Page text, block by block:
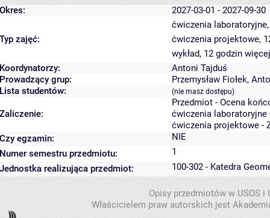
Okres: 2027-03-01 - 2027-09-30
Typ zajęć:
ćwiczenia
ćwiczenia projektowe,
wykład, 12 godzin
Koordynatorzy:
Antoni Tajduś
Prowadzący grup:
Przemysław Fiołek,
Lista studentów:
(nie masz dostępu)
Zaliczenie:
Przedmiot - Ocena
ćwiczenia laboratoryjne
ćwiczenia projektowe -
Czy egzamin:
NIE
Numer semestru przedmiotu:
1
Jednostka realizująca przedmiot:
100-302 - Katedra
Opisy przedmiotów w USOS
Właścicielem praw autorskich jest